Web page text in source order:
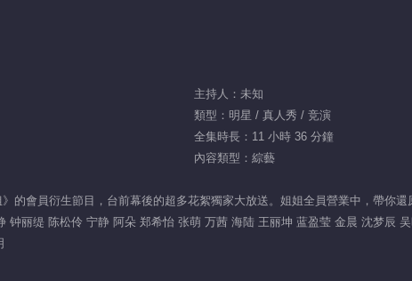
主持人：未知
類型：明星 / 真人秀 / 竞演
全集時長：11 小時 36 分鐘
內容類型：綜藝
的會員衍生節目，台前幕後的超多花絮獨家大放送。姐姐全員營業中，帶你還
钟丽缇 陈松伶 宁静 阿朵 郑希怡 张萌 万茜 海陆 王丽坤 蓝盈莹 金晨 沈梦辰